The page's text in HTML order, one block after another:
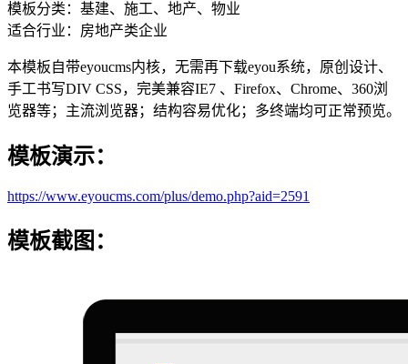
模板分类：基建、施工、地产、物业
适合行业：房地产类企业
本模板自带eyoucms内核，无需再下载eyou系统，原创设计、
手工书写DIV CSS，完美兼容IE7 、Firefox、Chrome、360浏
览器等；主流浏览器；结构容易优化；多终端均可正常预览。
模板演示：
https://www.eyoucms.com/plus/demo.php?aid=2591
模板截图：